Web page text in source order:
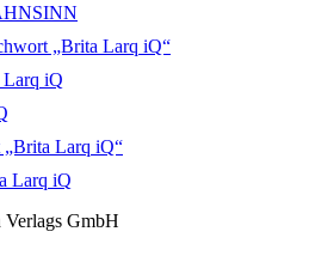
„Brita Larq iQ“
iQ
„Brita Larq iQ“
Larq iQ
GmbH